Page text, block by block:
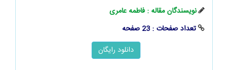
نویسندگان مقاله : فاطمه عامری
تعداد صفحات : 23 صفحه